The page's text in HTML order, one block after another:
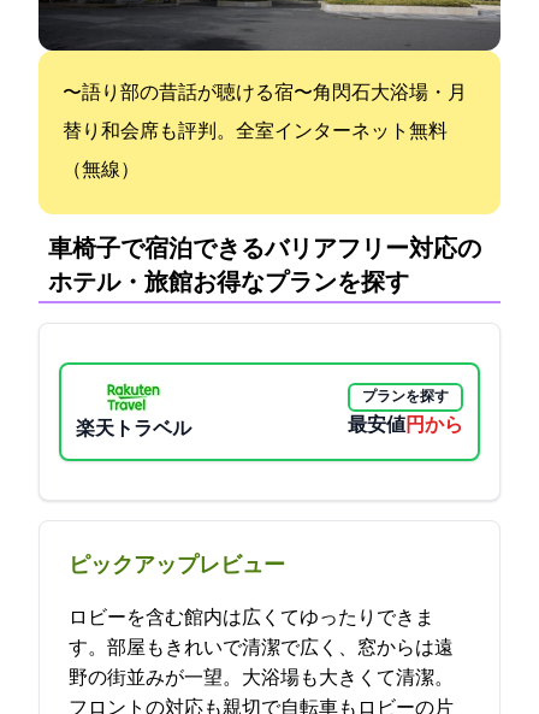
〜語り部の昔話が聴ける宿〜角閃石大浴場・月
替り和会席も評判。全室インターネット無料
（無線LAN）
車椅子で宿泊できるバリアフリー対応の
ホテル・旅館:お得なプランを探す
楽天トラベル
プランを探す
最安値5700円から
ピックアップレビュー
ロビーを含む館内は広くてゆったりできま
す。部屋もきれいで清潔で広く、窓からは遠
野の街並みが一望。大浴場も大きくて清潔。
フロントの対応も親切で自転車もロビーの片